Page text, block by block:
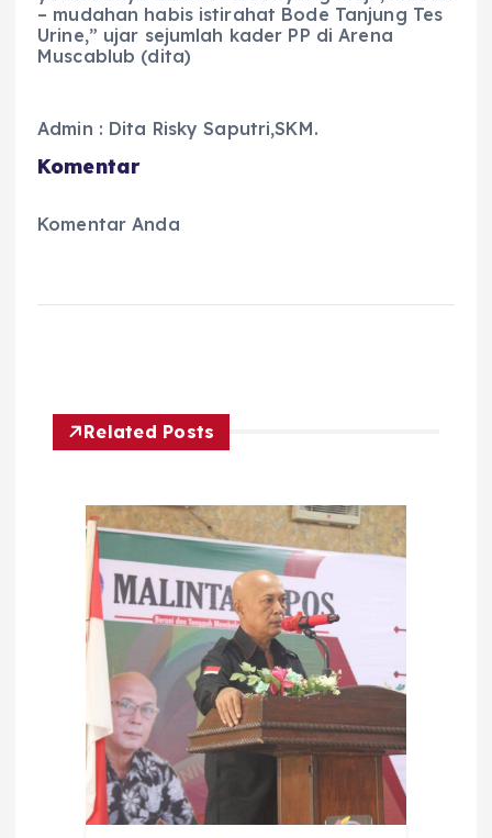
– mudahan habis istirahat Bode Tanjung Tes
Urine,” ujar sejumlah kader PP di Arena
Muscablub (dita)
Admin : Dita Risky Saputri,SKM.
Komentar
Komentar Anda
Related Posts